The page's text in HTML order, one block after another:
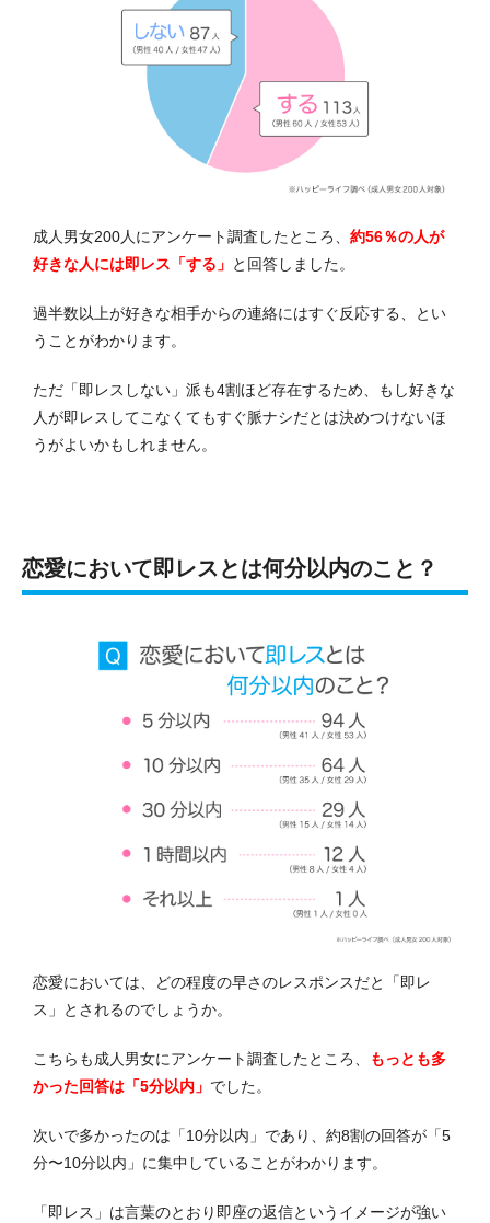
成人男女200人にアンケート調査したところ、 約56％の人が
好きな人には即レス「する」 と回答しました。
過半数以上が好きな相手からの連絡にはすぐ反応する、とい
うことがわかります。
ただ「即レスしない」派も4割ほど存在するため、もし好きな
人が即レスしてこなくてもすぐ脈ナシだとは決めつけないほ
うがよいかもしれません。
恋愛において即レスとは何分以内のこと？
恋愛においては、どの程度の早さのレスポンスだと「即レ
ス」とされるのでしょうか。
こちらも成人男女にアンケート調査したところ、
もっとも多
かった回答は「5分以内」 でした。
次いで多かったのは「10分以内」であり、約8割の回答が「5
分〜10分以内」に集中していることがわかります。
「即レス」は言葉のとおり即座の返信というイメージが強い